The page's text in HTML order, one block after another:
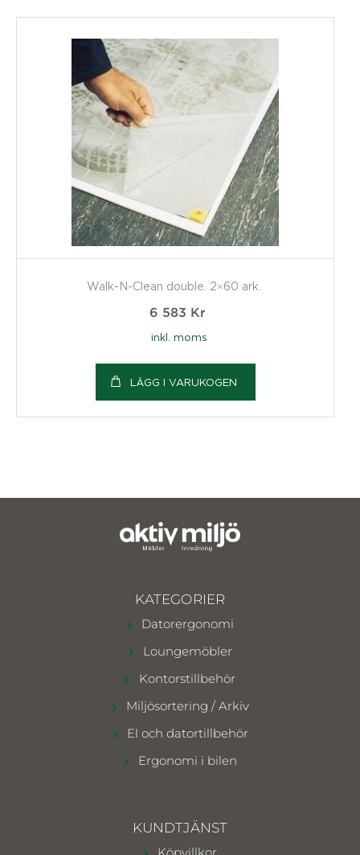
Walk-N-Clean double. 2×60 ark.
6 583 Kr
inkl. moms
LÄGG I VARUKOGEN
KATEGORIER
Datorergonomi
Loungemöbler
Kontorstillbehör
Miljösortering / Arkiv
El och datortillbehör
Ergonomi i bilen
KUNDTJÄNST